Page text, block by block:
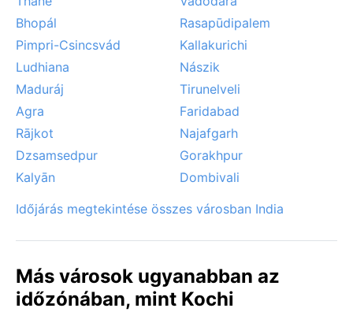
Bhopál
Rasapūdipalem
Pimpri-Csincsvád
Kallakurichi
Ludhiana
Nászik
Maduráj
Tirunelveli
Agra
Faridabad
Rājkot
Najafgarh
Dzsamsedpur
Gorakhpur
Kalyān
Dombivali
Időjárás megtekintése összes városban India
Más városok ugyanabban az
időzónában, mint Kochi